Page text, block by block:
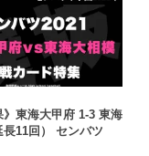
》東海大甲府 1-3 東海
長11回） センバツ